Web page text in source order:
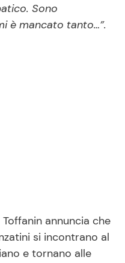
Sono
è mancato tanto…”.
annuncia che
si incontrano al
e tornano alle